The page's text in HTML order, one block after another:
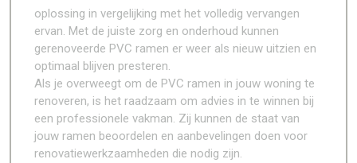
oplossing in vergelijking met het volledig vervangen
ervan. Met de juiste zorg en onderhoud kunnen
gerenoveerde PVC ramen er weer als nieuw uitzien en
optimaal blijven presteren.
Als je overweegt om de PVC ramen in jouw woning te
renoveren, is het raadzaam om advies in te winnen bij
een professionele vakman. Zij kunnen de staat van
jouw ramen beoordelen en aanbevelingen doen voor
renovatiewerkzaamheden die nodig zijn.